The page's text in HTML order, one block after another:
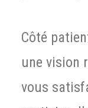
Côté
une vision
vous